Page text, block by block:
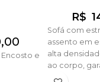
e
R$
Sofá com
assento em
alta
ao corpo,
prolongado.